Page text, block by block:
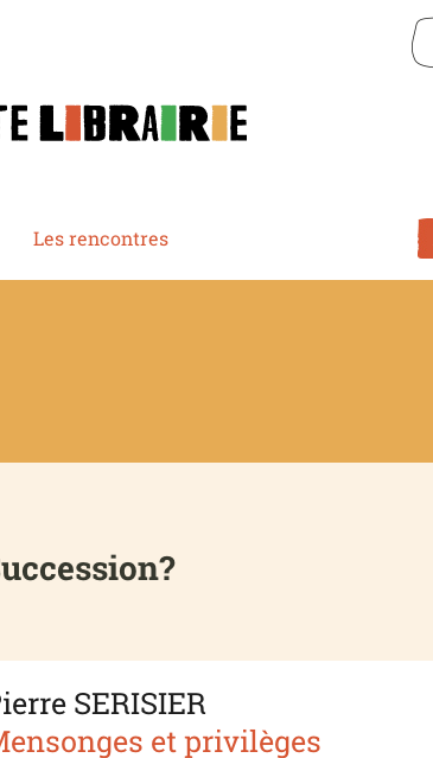
Les rencontres
SERISIER
et privilèges